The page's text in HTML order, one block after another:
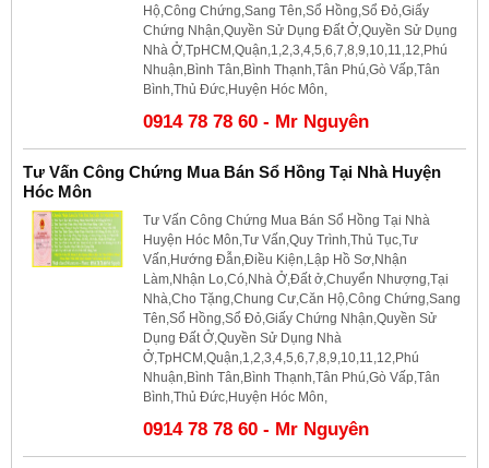
Hộ,Công Chứng,Sang Tên,Sổ Hồng,Sổ Đỏ,Giấy
Chứng Nhận,Quyền Sử Dụng Đất Ở,Quyền Sử Dụng
Nhà Ở,TpHCM,Quận,1,2,3,4,5,6,7,8,9,10,11,12,Phú
Nhuận,Bình Tân,Bình Thạnh,Tân Phú,Gò Vấp,Tân
Bình,Thủ Đức,Huyện Hóc Môn,
0914 78 78 60 - Mr Nguyên
Tư Vấn Công Chứng Mua Bán Sổ Hồng Tại Nhà Huyện
Hóc Môn
Tư Vấn Công Chứng Mua Bán Sổ Hồng Tại Nhà
Huyện Hóc Môn,Tư Vấn,Quy Trình,Thủ Tục,Tư
Vấn,Hướng Đẫn,Điều Kiện,Lập Hồ Sơ,Nhận
Làm,Nhận Lo,Có,Nhà Ở,Đất ở,Chuyển Nhượng,Tại
Nhà,Cho Tặng,Chung Cư,Căn Hộ,Công Chứng,Sang
Tên,Sổ Hồng,Sổ Đỏ,Giấy Chứng Nhận,Quyền Sử
Dụng Đất Ở,Quyền Sử Dụng Nhà
Ở,TpHCM,Quận,1,2,3,4,5,6,7,8,9,10,11,12,Phú
Nhuận,Bình Tân,Bình Thạnh,Tân Phú,Gò Vấp,Tân
Bình,Thủ Đức,Huyện Hóc Môn,
0914 78 78 60 - Mr Nguyên